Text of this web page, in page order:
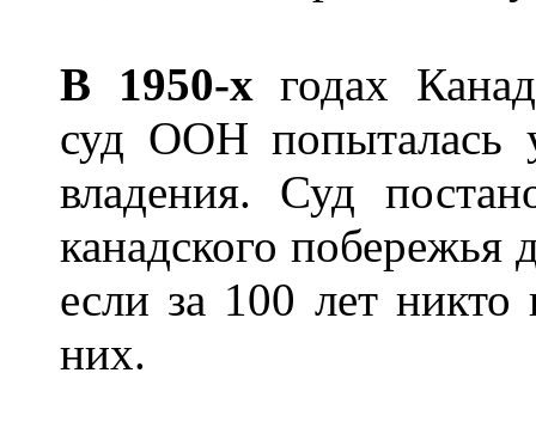
В 1950-х годах
суд ООН попыталась
владения. Суд
канадского побережья
если за 100 лет
них.